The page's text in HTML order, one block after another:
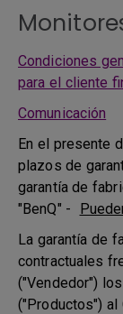
Condiciones
para el cliente
Comunicación
En el presente
plazos de
garantía de
"BenQ" -
La garantía de
contractuales
("Vendedor")
("Productos") al